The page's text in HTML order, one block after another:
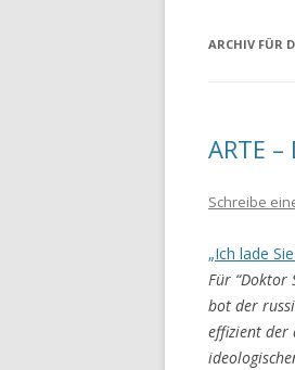
ARCHIV FÜR
ARTE
Schreibe
„Ich lade
Für “Doktor
bot der
effizient der